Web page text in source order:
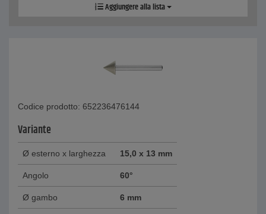
Aggiungere alla lista
Codice prodotto: 652236476144
Variante
Ø esterno x larghezza 15,0 x 13 mm
Angolo 60°
Ø gambo 6 mm